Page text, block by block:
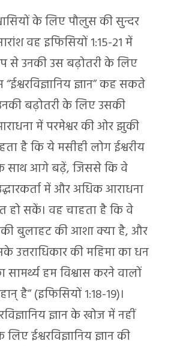
के लिए पौलुस की सुन्दर
वह इफिसियों 1:15-21 में
से उनकी उस बढ़ोतरी के लिए
“ईश्वरविज्ञानिय ज्ञान” कह सकते
बढ़ोतरी के लिए उसकी
आराधना में परमेश्वर की ओर झुकी
है कि ये मसीही लोग ईश्वरीय
साथ आगे बढ़ें, जिससे कि वे
में और अधिक आराधना
हो सकें। वह चाहता है कि वे
बुलाहट की आशा क्या है, और
उत्तराधिकार की महिमा का धन
हम विश्वास करने वालों
है” (इफिसियों 1:18-19)।
ज्ञान के खोज में नहीं
ईश्वरविज्ञानिय ज्ञान की